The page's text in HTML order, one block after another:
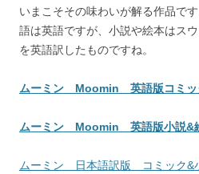
いまこそその味わいが解る作品で
語は英語ですが、小説や絵本はス
を英語訳したものですね。
ムーミン Moomin 英語版コミッ
ムーミン Moomin 英語版小説&
ムーミン 日本語訳版 コミック&